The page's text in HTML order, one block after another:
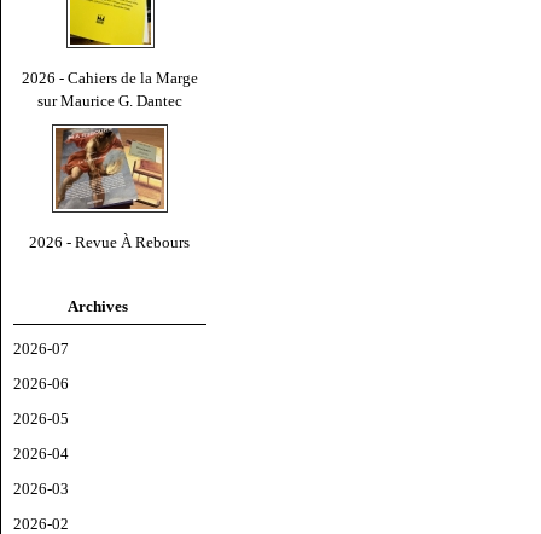
2026 - Cahiers de la Marge
sur Maurice G. Dantec
2026 - Revue À Rebours
Archives
2026-07
2026-06
2026-05
2026-04
2026-03
2026-02